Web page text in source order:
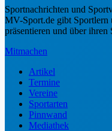
Sportnachrichten und
MV-Sport.de gibt Sportlern
präsentieren und über ihren
Mitmachen
Artikel
Termine
Vereine
Sportarten
Pinnwand
Mediathek